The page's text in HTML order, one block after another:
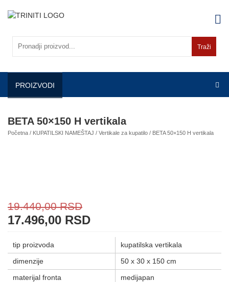
Traži
PROIZVODI
BETA 50×150 H vertikala
Početna / KUPATILSKI NAMEŠTAJ / Vertikale za kupatilo / BETA 50×150 H vertikala
19.440,00RSD
17.496,00 RSD
tip proizvoda
kupatilska vertikala
dimenzije
50 x 30 x 150 cm
materijal fronta
medijapan